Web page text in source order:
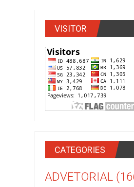
VISITOR
CATEGORIES
ADVETORIAL